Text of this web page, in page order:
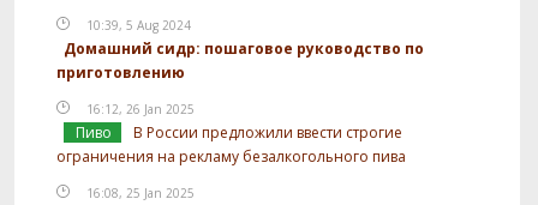
10:39, 5 Aug 2024
Домашний сидр: пошаговое руководство по
приготовлению
16:12, 26 Jan 2025
Пиво
В России предложили ввести строгие
ограничения на рекламу безалкогольного пива
16:08, 25 Jan 2025